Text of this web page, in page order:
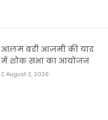
आलम बदी आज़मी की याद
में शोक सभा का आयोजन
August 2, 2026